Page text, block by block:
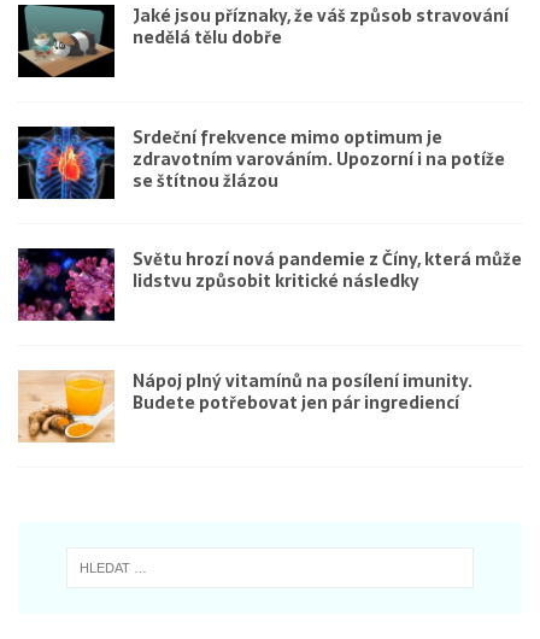
Jaké jsou příznaky, že váš způsob stravování
nedělá tělu dobře
Srdeční frekvence mimo optimum je
zdravotním varováním. Upozorní i na potíže
se štítnou žlázou
Světu hrozí nová pandemie z Číny, která může
lidstvu způsobit kritické následky
Nápoj plný vitamínů na posílení imunity.
Budete potřebovat jen pár ingrediencí